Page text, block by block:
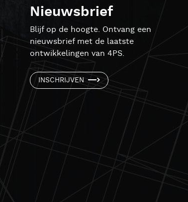
Nieuwsbrief
Blijf op de hoogte. Ontvang een
nieuwsbrief met de laatste
ontwikkelingen van 4PS.
INSCHRIJVEN